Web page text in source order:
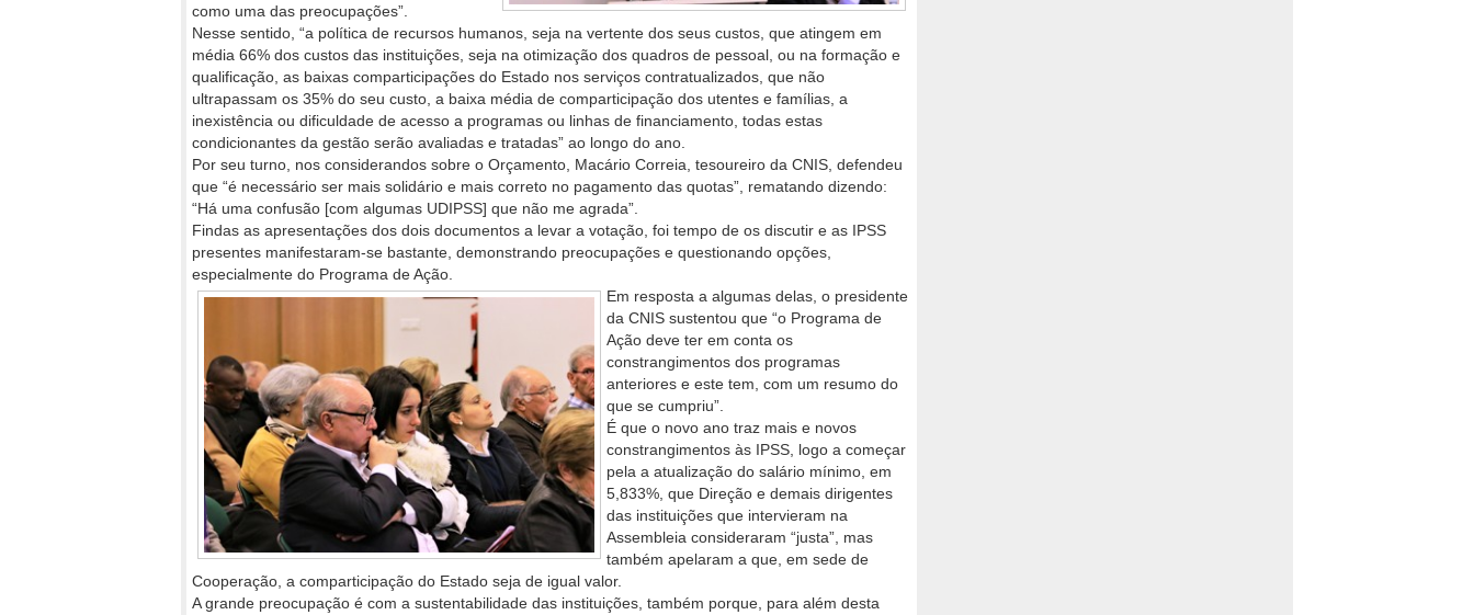
como uma das preocupações”.
Nesse sentido, “a política de recursos humanos, seja na vertente dos seus custos, que atingem em
média 66% dos custos das instituições, seja na otimização dos quadros de pessoal, ou na formação e
qualificação, as baixas comparticipações do Estado nos serviços contratualizados, que não
ultrapassam os 35% do seu custo, a baixa média de comparticipação dos utentes e famílias, a
inexistência ou dificuldade de acesso a programas ou linhas de financiamento, todas estas
condicionantes da gestão serão avaliadas e tratadas” ao longo do ano.
Por seu turno, nos considerandos sobre o Orçamento, Macário Correia, tesoureiro da CNIS, defendeu
que “é necessário ser mais solidário e mais correto no pagamento das quotas”, rematando dizendo:
“Há uma confusão [com algumas UDIPSS] que não me agrada”.
Findas as apresentações dos dois documentos a levar a votação, foi tempo de os discutir e as IPSS
presentes manifestaram-se bastante, demonstrando preocupações e questionando opções,
especialmente do Programa de Ação.
Em resposta a algumas delas, o presidente
da CNIS sustentou que “o Programa de
Ação deve ter em conta os
constrangimentos dos programas
anteriores e este tem, com um resumo do
que se cumpriu”.
É que o novo ano traz mais e novos
constrangimentos às IPSS, logo a começar
pela a atualização do salário mínimo, em
5,833%, que Direção e demais dirigentes
das instituições que intervieram na
Assembleia consideraram “justa”, mas
também apelaram a que, em sede de
Cooperação, a comparticipação do Estado seja de igual valor.
A grande preocupação é com a sustentabilidade das instituições, também porque, para além desta